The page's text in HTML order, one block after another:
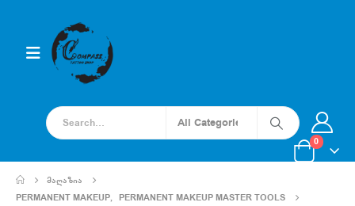
0
ᲛᲐᲦᲐᲖᲘᲐ
PERMANENT MAKEUP, PERMANENT MAKEUP MASTER TOOLS